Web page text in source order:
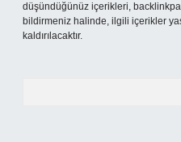
düşündüğünüz içerikleri,
bildirmeniz halinde, ilgili içerikler
kaldırılacaktır.